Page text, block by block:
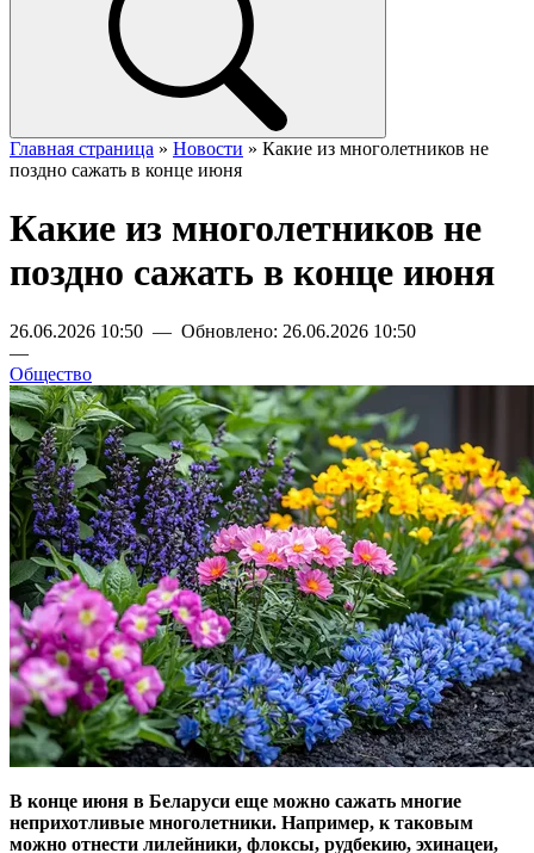
Главная страница » Новости » Какие из многолетников не
поздно сажать в конце июня
Какие из многолетников не
поздно сажать в конце июня
26.06.2026 10:50 — Обновлено: 26.06.2026 10:50
—
Общество
В конце июня в Беларуси еще можно сажать многие
неприхотливые многолетники. Например, к таковым
можно отнести лилейники, флоксы, рудбекию, эхинацеи,